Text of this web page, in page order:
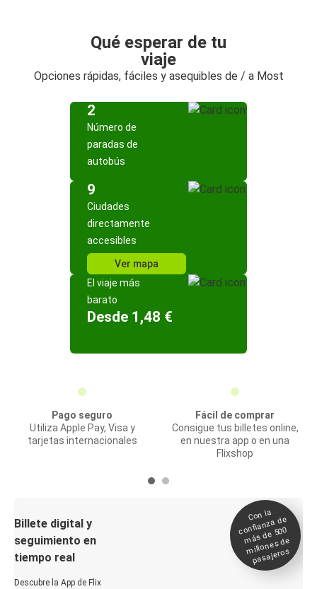
Qué esperar de tu
viaje
Opciones rápidas, fáciles y asequibles de / a Most
2
Número de
paradas de
autobús
9
Ciudades
directamente
accesibles
Ver mapa
El viaje más
barato
Desde 1,48 €
Pago seguro
Utiliza Apple Pay, Visa y
tarjetas internacionales
Fácil de comprar
Consigue tus billetes online,
en nuestra app o en una
Flixshop
Billete digital y
seguimiento en
tiempo real
Descubre la App de Flix
Con la
confianza de
más de 500
millones de
pasajeros